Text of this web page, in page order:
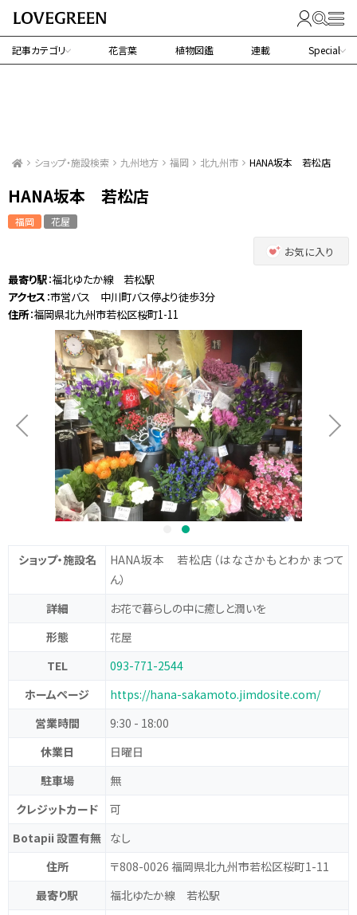
記事カテゴリ 花言葉 植物図鑑 連載 Special
ショップ・施設検索 九州地方 福岡 北九州市 HANA坂本 若松店
HANA坂本 若松店
福岡 花屋
お気に入り
最寄り駅：福北ゆたか線 若松駅
アクセス ：市営バス 中川町バス停より徒歩3分
住所：福岡県北九州市若松区桜町1-11
ショップ・施設名 HANA坂本 若松店 （はなさかもとわかまつて
ん）
詳細
お花で暮らしの中に癒しと潤いを
形態
花屋
TEL
093-771-2544
ホームページ
https://hana-sakamoto.jimdosite.com/
営業時間
9:30 - 18:00
休業日
日曜日
駐車場
無
クレジットカード
可
Botapii 設置有無 なし
住所
〒808-0026 福岡県北九州市若松区桜町1-11
最寄り駅
福北ゆたか線 若松駅